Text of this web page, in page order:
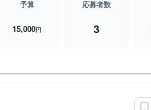
予算
15,000円
応募者数
3